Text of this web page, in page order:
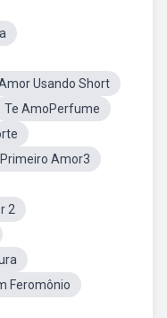
Usando Short
Te AmoPerfume
Amor3
2
Feromônio